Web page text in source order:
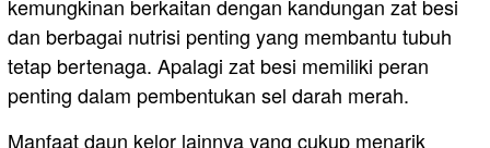
kemungkinan berkaitan dengan kandungan zat besi
dan berbagai nutrisi penting yang membantu tubuh
tetap bertenaga. Apalagi zat besi memiliki peran
penting dalam pembentukan sel darah merah.
Manfaat daun kelor lainnya yang cukup menarik